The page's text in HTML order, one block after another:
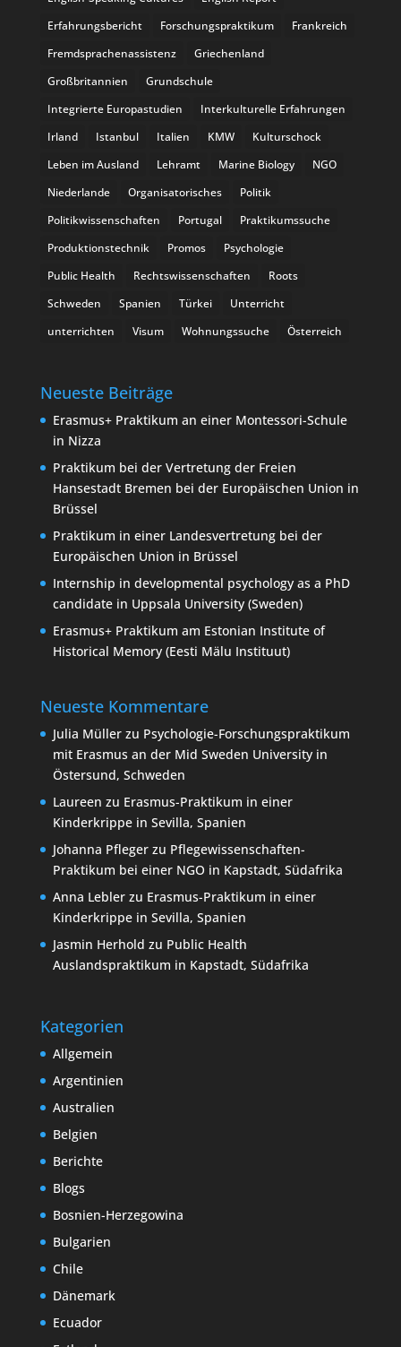
Erfahrungsbericht
Forschungspraktikum
Frankreich
Fremdsprachenassistenz
Griechenland
Großbritannien
Grundschule
Integrierte Europastudien
Interkulturelle Erfahrungen
Irland
Istanbul Italien KMW
Kulturschock
Leben im Ausland
Lehramt Marine Biology
NGO
Niederlande
Organisatorisches
Politik
Politikwissenschaften
Portugal
Praktikumssuche
Produktionstechnik
Promos
Psychologie
Public Health
Rechtswissenschaften
Roots
Schweden
Spanien Türkei
Unterricht
unterrichten
Visum Wohnungssuche Österreich
Neueste Beiträge
Erasmus+ Praktikum an einer Montessori-Schule
in Nizza
Praktikum bei der Vertretung der Freien
Hansestadt Bremen bei der Europäischen Union in
Brüssel
Praktikum in einer Landesvertretung bei der
Europäischen Union in Brüssel
Internship in developmental psychology as a PhD
candidate in Uppsala University (Sweden)
Erasmus+ Praktikum am Estonian Institute of
Historical Memory (Eesti Mälu Instituut)
Neueste Kommentare
Julia Müllerzu Psychologie-Forschungspraktikum
mit Erasmus an der Mid Sweden University in
Östersund, Schweden
Laureen zu Erasmus-Praktikum in einer
Kinderkrippe in Sevilla, Spanien
Johanna Pflegerzu Pflegewissenschaften-
Praktikum bei einer NGO in Kapstadt, Südafrika
Anna Leblerzu Erasmus-Praktikum in einer
Kinderkrippe in Sevilla, Spanien
Jasmin Herhold zu Public Health
Auslandspraktikum in Kapstadt, Südafrika
Kategorien
Allgemein
Argentinien
Australien
Belgien
Berichte
Blogs
Bosnien-Herzegowina
Bulgarien
Chile
Dänemark
Ecuador